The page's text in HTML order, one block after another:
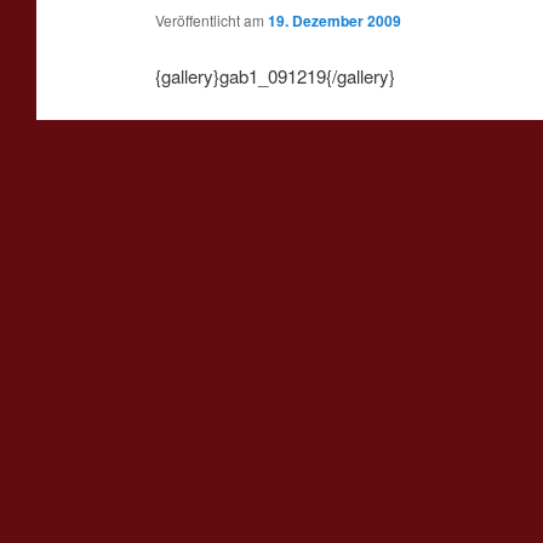
Veröffentlicht am 19. Dezember 2009
{gallery}gab1_091219{/gallery}